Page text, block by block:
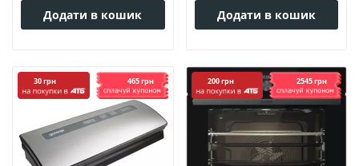
Додати в кошик Додати в кошик
30 грн 465 грн 200 грн 2545 грн